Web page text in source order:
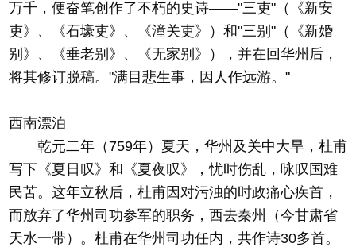
万千，便奋笔创作了不朽的史诗——"三吏"（《新安
吏》、《石壕吏》、《潼关吏》）和"三别"（《新婚
别》、《垂老别》、《无家别》），并在回华州后，
将其修订脱稿。"满目悲生事，因人作远游。"
西南漂泊
乾元二年（759年）夏天，华州及关中大旱，杜甫
写下《夏日叹》和《夏夜叹》，忧时伤乱，咏叹国难
民苦。这年立秋后，杜甫因对污浊的时政痛心疾首，
而放弃了华州司功参军的职务，西去秦州（今甘肃省
天水一带）。杜甫在华州司功任内，共作诗30多首。